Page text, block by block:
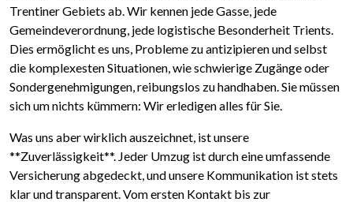
Trentiner Gebiets ab. Wir kennen jede Gasse, jede
Gemeindeverordnung, jede logistische Besonderheit Trients.
Dies ermöglicht es uns, Probleme zu antizipieren und selbst
die komplexesten Situationen, wie schwierige Zugänge oder
Sondergenehmigungen, reibungslos zu handhaben. Sie müssen
sich um nichts kümmern: Wir erledigen alles für Sie.
Was uns aber wirklich auszeichnet, ist unsere
**Zuverlässigkeit**. Jeder Umzug ist durch eine umfassende
Versicherung abgedeckt, und unsere Kommunikation ist stets
klar und transparent. Vom ersten Kontakt bis zur